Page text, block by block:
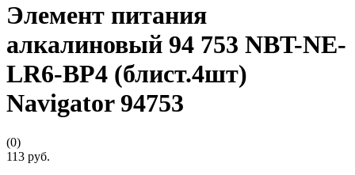
Элемент питания
алкалиновый 94 753 NBT-NE-
LR6-BP4 (блист.4шт)
Navigator 94753
(0)
113 руб.